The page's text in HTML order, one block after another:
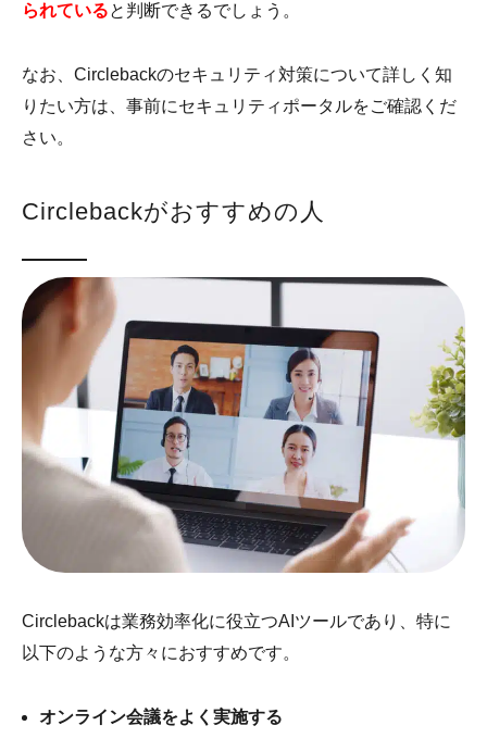
られていると判断できるでしょう。
なお、Circlebackのセキュリティ対策について詳しく知
りたい方は、事前にセキュリティポータルをご確認くだ
さい。
Circlebackがおすすめの人
Circlebackは業務効率化に役立つAIツールであり、特に
以下のような方々におすすめです。
オンライン会議をよく実施する